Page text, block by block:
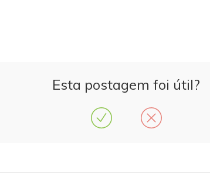
Esta postagem foi útil?